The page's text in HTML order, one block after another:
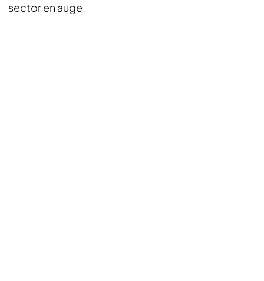
sector en auge.